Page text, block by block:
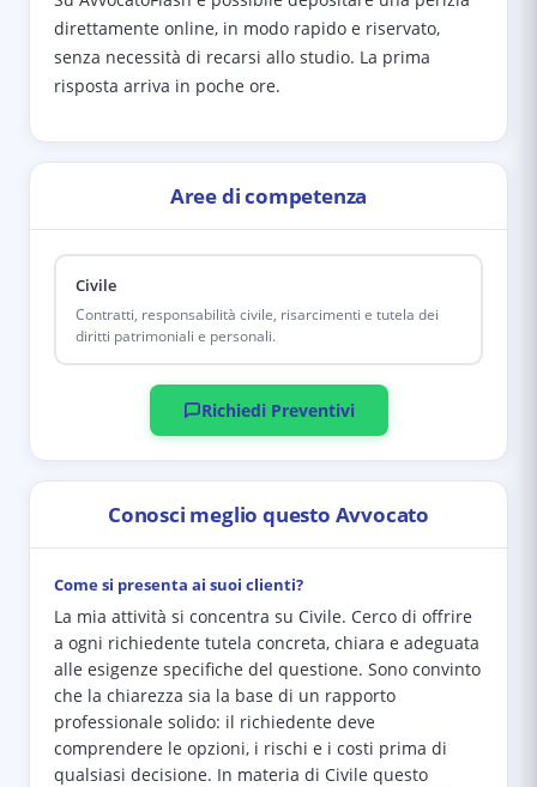
direttamente online, in modo rapido e riservato,
senza necessità di recarsi allo studio. La prima
risposta arriva in poche ore.
Aree di competenza
Civile
Contratti, responsabilità civile, risarcimenti e tutela dei
diritti patrimoniali e personali.
Richiedi Preventivi
Conosci meglio questo Avvocato
Come si presenta ai suoi clienti?
La mia attività si concentra su Civile. Cerco di offrire
a ogni richiedente tutela concreta, chiara e adeguata
alle esigenze specifiche del questione. Sono convinto
che la chiarezza sia la base di un rapporto
professionale solido: il richiedente deve
comprendere le opzioni, i rischi e i costi prima di
qualsiasi decisione. In materia di Civile questo